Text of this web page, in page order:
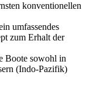
konventionellen
umfassendes
zum Erhalt der
Boote sowohl in
(Indo-Pazifik)